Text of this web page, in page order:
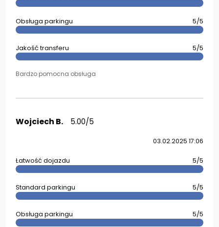
Obsługa parkingu 5/5
Jakość transferu 5/5
Bardzo pomocna obsługa
Wojciech B. 5.00/5
03.02.2025 17:06
Łatwość dojazdu 5/5
Standard parkingu 5/5
Obsługa parkingu 5/5